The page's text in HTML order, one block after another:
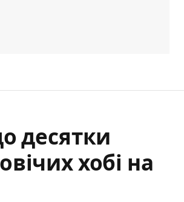
десятки
хобі на